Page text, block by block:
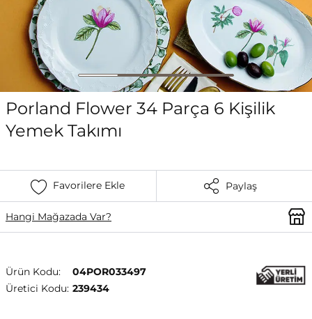
Porland Flower 34 Parça 6 Kişilik
Yemek Takımı
Favorilere Ekle Paylaş
Hangi Mağazada Var?
Ürün Kodu:
04POR033497
Üretici Kodu: 239434